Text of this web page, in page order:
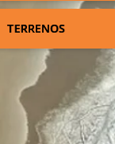
TERRENOS